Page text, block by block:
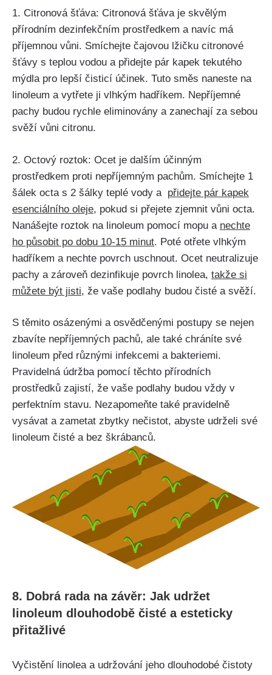
1. Citronová šťáva: Citronová šťáva ‌je skvělým
přírodním dezinfekčním prostředkem a navíc má
příjemnou vůni. Smíchejte čajovou lžičku citronové
šťávy s teplou vodou a přidejte ‍pár ‍kapek tekutého
mýdla pro lepší čisticí účinek. Tuto směs naneste​ na
linoleum a vytřete ji vlhkým hadříkem. Nepříjemné
pachy⁣ budou rychle eliminovány a zanechají za sebou
⁢svěží ⁢vůni‍ citronu.
2. ⁣Octový roztok: Ocet je ‌dalším účinným
prostředkem proti nepříjemným pachům. ⁢Smíchejte ⁣1
šálek​ octa s 2 šálky teplé vody a ‌ přidejte pár‍ kapek
esenciálního oleje, pokud si přejete zjemnit vůni octa.
Nanášejte roztok na linoleum pomocí mopu a nechte
ho působit po dobu 10-15‌ minut. Poté otřete vlhkým‌
hadříkem a nechte povrch uschnout. Ocet neutralizuje
pachy a zároveň dezinfikuje⁤ povrch linolea, takže si
můžete‌ být jisti, že vaše podlahy budou čisté a svěží.
S těmito osázenými a osvědčenými postupy se nejen
zbavíte nepříjemných pachů, ale ‌také chráníte‍ své
linoleum před různými infekcemi a bakteriemi.
Pravidelná údržba pomocí těchto ‌přírodních
prostředků zajistí, že vaše podlahy budou vždy v
⁢perfektním stavu. Nezapomeňte také pravidelně
vysávat a zametat zbytky nečistot, abyste ​udrželi své
linoleum čisté a bez škrábanců.
8. ⁣Dobrá rada‌ na závěr: Jak ‌udržet
linoleum dlouhodobě ‌čisté a esteticky
přitažlivé
Vyčistění⁢ linolea a udržování jeho dlouhodobé čistoty